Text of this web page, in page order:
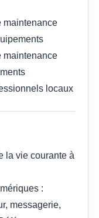
maintenance
maintenance
locaux
la vie courante à
:
messagerie,